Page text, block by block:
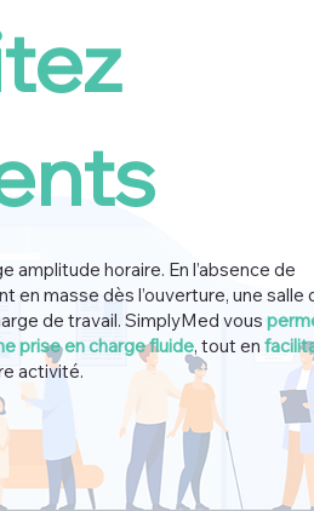
amplitude horaire. En l’absence de
masse dès l’ouverture, une salle
de travail. SimplyMed vous
prise en charge fluide, tout en
activité.